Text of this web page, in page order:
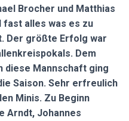
Brocher und Matthias
alles was es zu
Der größte Erfolg war
Dem
diese Mannschaft ging
Saison. Sehr erfreulich
Minis. Zu Beginn
Arndt, Johannes